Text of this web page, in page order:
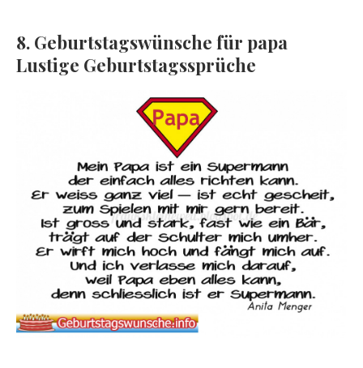
8. Geburtstagswünsche für papa
Lustige Geburtstagssprüche